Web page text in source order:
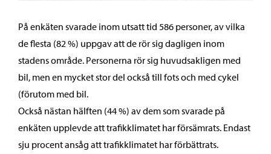
På enkäten svarade inom utsatt tid 586 personer, av vilka
de flesta (82 %) uppgav att de rör sig dagligen inom
stadens område. Personerna rör sig huvudsakligen med
bil, men en mycket stor del också till fots och med cykel
(förutom med bil.
Också nästan hälften (44 %) av dem som svarade på
enkäten upplevde att trafikklimatet har försämrats. Endast
sju procent ansåg att trafikklimatet har förbättrats.